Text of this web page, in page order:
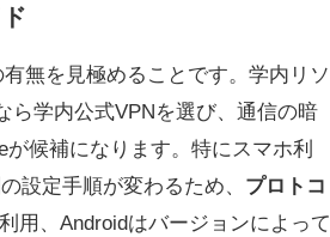
無を見極めることです。学内リソ
ら学内公式VPNを選び、通信の暗
候補になります。特にスマホ利
設定手順が変わるため、 プロトコ
用、Androidはバージョンによって